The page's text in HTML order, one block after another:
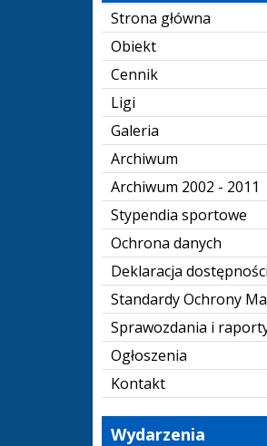
Strona główna
Obiekt
Cennik
Ligi
Galeria
Archiwum
Archiwum 2002 - 2011
Stypendia sportowe
Ochrona danych
Deklaracja dostępności
Standardy Ochrony
Sprawozdania i
Ogłoszenia
Kontakt
Wydarzenia